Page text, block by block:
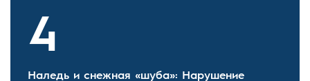
Наледь и снежная «шуба»: Нарушение